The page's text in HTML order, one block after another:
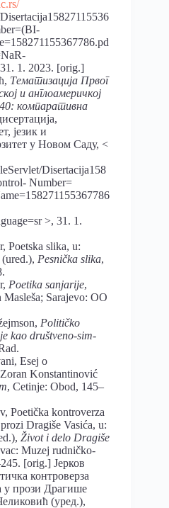
1. 2023. [orig.]
Тематизација Првог
и англоамеричкој
компаративна
језик и
у Новом Саду, <
Disertacija158
Number=
>, 31. 1.
Poetska slika, u:
Pesnička slika,
Poetika sanjarije,
Sarajevo: OO
Političko
kao društveno-sim-
Esej o
Konstantinović
, Cetinje: Obod, 145–
Poetička kontroverza
Dragiše Vasića, u:
Život i delo Dragiše
Muzej rudničko-
[orig.] Јерков
контроверза
у прози Драгише
(уред.),